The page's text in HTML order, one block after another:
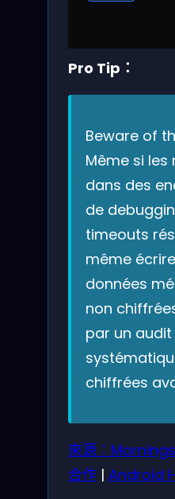
Pro Tip：
Beware of
Même si
dans des
de
timeouts
même
données
non
par un audit
chiffrées
來源：
合作 | Android